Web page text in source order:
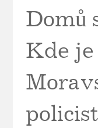
Domů
Kde je